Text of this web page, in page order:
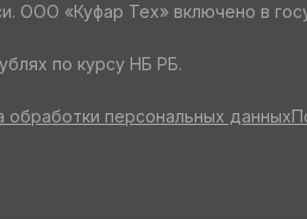
ООО «Куфар Тех» включено в
по курсу НБ РБ.
обработки персональных данных